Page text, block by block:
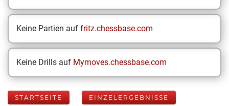
Keine Partien auf fritz.chessbase.com
Keine Drills auf Mymoves.chessbase.com
STARTSEITE EINZELERGEBNISSE